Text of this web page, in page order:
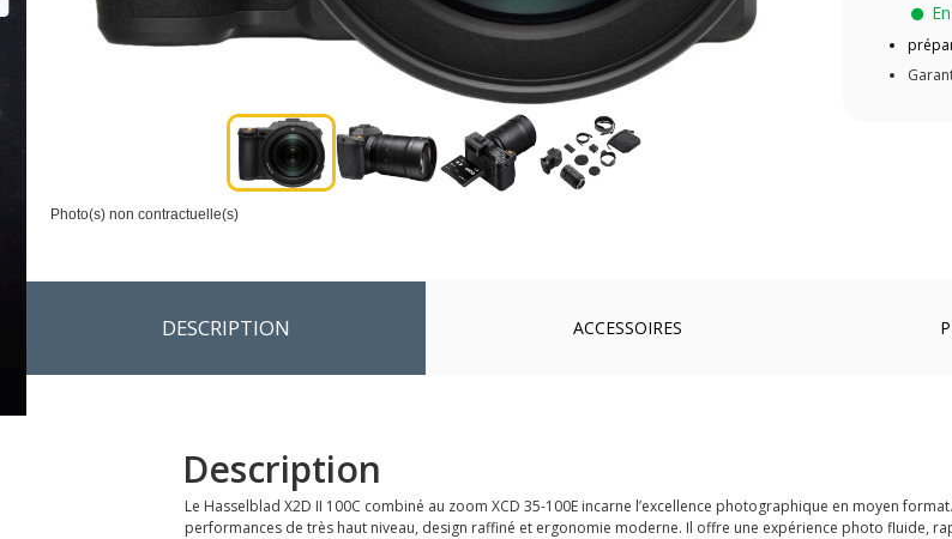
Photo(s) non contractuelle(s)
DESCRIPTION ACCESSOIRES
Description
Le Hasselblad X2D II 100C combiné au zoom XCD 35-100E incarne l’excellence photographique en moyen
performances de très haut niveau, design raffiné et ergonomie moderne. Il offre une expérience photo fluide,